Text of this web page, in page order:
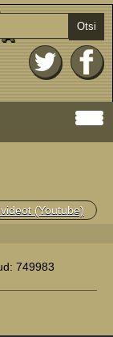
Otsi
(Youtube)
749983